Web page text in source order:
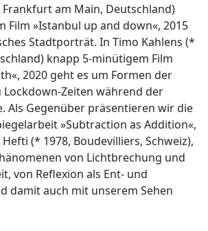
Frankfurt am Main, Deutschland)
Film »Istanbul up and down«, 2015
Stadtporträt. In Timo Kahlens (*
knapp 5-minütigem Film
2020 geht es um Formen der
Lockdown-Zeiten während der
Als Gegenüber präsentieren wir die
»Subtraction as Addition«,
(* 1978, Boudevilliers, Schweiz),
von Lichtbrechung und
von Reflexion als Ent- und
damit auch mit unserem Sehen